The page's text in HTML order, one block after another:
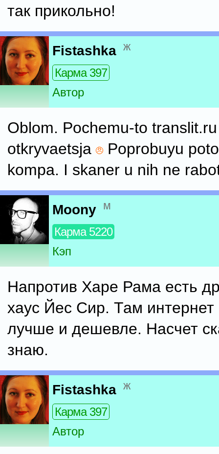
так прикольно!
Fistashka ж
Карма 397
Автор
Oblom. Pochemu-to
otkryvaetsja
Poprobuyu
kompa. I skaner u nih ne
Moony м
Карма 5220
Кэп
Напротив Харе Рама есть
хаус Йес Сир. Там интернет
лучше и дешевле. Насчет
знаю.
Fistashka ж
Карма 397
Автор